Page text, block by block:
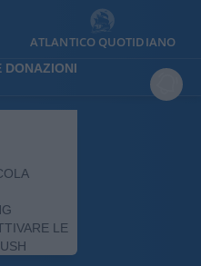
ATLANTICO QUOTIDIANO
DONAZIONI
LE